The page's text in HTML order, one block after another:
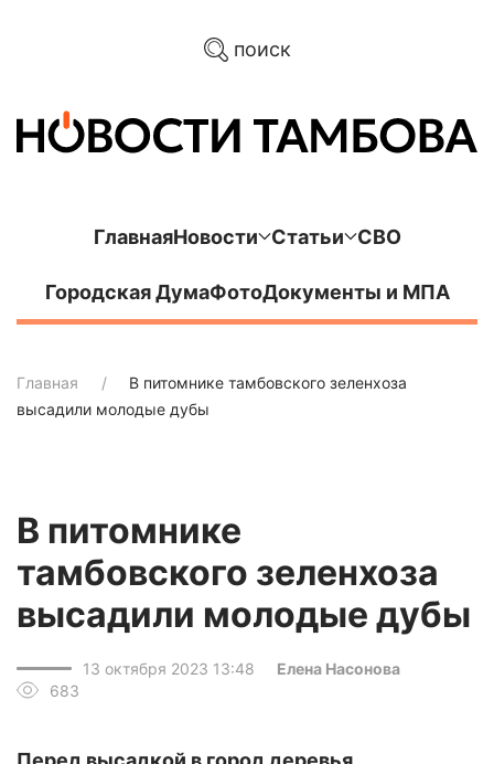
поиск
ГлавнаяНовости Статьи СВО
Городская ДумаФотоДокументы и МПА
Главная
В питомнике тамбовского зеленхоза
высадили молодые дубы
В питомнике
тамбовского зеленхоза
высадили молодые дубы
13 октября 2023 13:48
Елена Насонова
683